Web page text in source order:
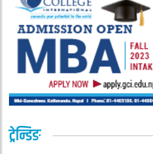
ट्रेन्डिङ